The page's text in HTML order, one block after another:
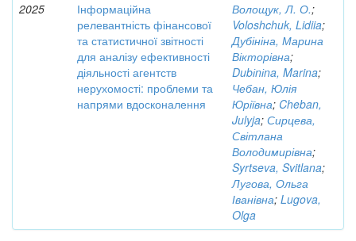
2025
Інформаційна
релевантність фінансової
та статистичної звітності
для аналізу ефективності
діяльності агентств
нерухомості: проблеми та
напрями вдосконалення
Волощук, Л. О.;
Voloshchuk, Lidiia;
Дубініна, Марина
Вікторівна;
Dubіnіna, Marina;
Чебан, Юлія
Юріївна; Cheban,
Julyja; Сирцева,
Світлана
Володимирівна;
Syrtseva, Svitlana;
Лугова, Ольга
Іванівна; Lugova,
Olga